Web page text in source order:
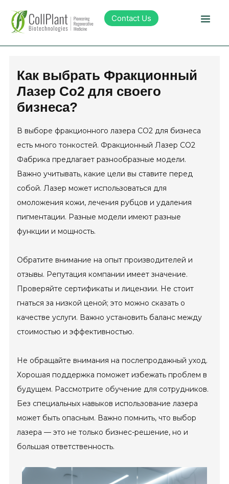
Contact Us
Products
Sustainability
About Collplant
Investors
Как выбрать Фракционный
Лазер Со2 для своего
бизнеса?
В выборе фракционного лазера СО2 для бизнеса
есть много тонкостей. Фракционный Лазер СО2
Фабрика предлагает разнообразные модели.
Важно учитывать, какие цели вы ставите перед
собой. Лазер может использоваться для
омоложения кожи, лечения рубцов и удаления
пигментации. Разные модели имеют разные
функции и мощность.
Обратите внимание на опыт производителей и
отзывы. Репутация компании имеет значение.
Проверяйте сертификаты и лицензии. Не стоит
гнаться за низкой ценой; это можно сказать о
качестве услуги. Важно установить баланс между
стоимостью и эффективностью.
Не обращайте внимания на послепродажный уход.
Хорошая поддержка поможет избежать проблем в
будущем. Рассмотрите обучение для сотрудников.
Без специальных навыков использование лазера
может быть опасным. Важно помнить, что выбор
лазера — это не только бизнес-решение, но и
большая ответственность.